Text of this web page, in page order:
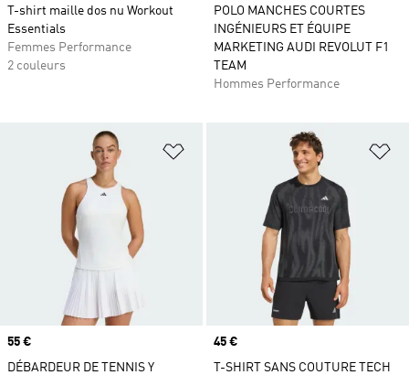
T-shirt maille dos nu Workout
Essentials
Femmes Performance
2 couleurs
POLO MANCHES COURTES
INGÉNIEURS ET ÉQUIPE
MARKETING AUDI REVOLUT F1
TEAM
Hommes Performance
Ajouter à la Liste de produits
Prix
55 €
DÉBARDEUR DE TENNIS Y
Prix
45 €
T-SHIRT SANS COUTURE TECH